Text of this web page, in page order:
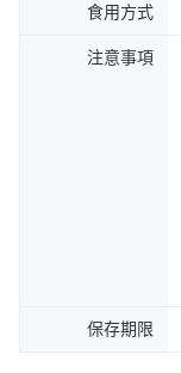
食用方式
注意事項
保存期限